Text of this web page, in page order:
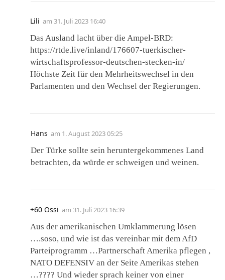
Lili am 31. Juli 2023 16:40
Das Ausland lacht über die Ampel-BRD:
https://rtde.live/inland/176607-tuerkischer-
wirtschaftsprofessor-deutschen-stecken-in/
Höchste Zeit für den Mehrheitswechsel in den
Parlamenten und den Wechsel der Regierungen.
Hans am 1. August 2023 05:25
Der Türke sollte sein heruntergekommenes Land
betrachten, da würde er schweigen und weinen.
+60 Ossi am 31. Juli 2023 16:39
Aus der amerikanischen Umklammerung lösen
….soso, und wie ist das vereinbar mit dem AfD
Parteiprogramm …Partnerschaft Amerika pflegen ,
NATO DEFENSIV an der Seite Amerikas stehen
…???? Und wieder sprach keiner von einer